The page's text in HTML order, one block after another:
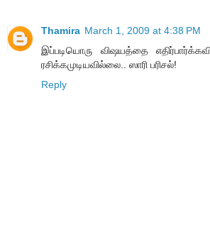
Thamira March 1, 2009 at 4:38 PM
இப்படியொரு விஷயத்தை
ரசிக்கமுடியவில்லை.. ஸாரி பரிசல்!
Reply